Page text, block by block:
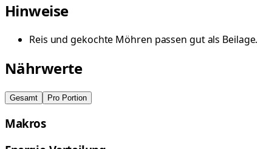
Hinweise
Reis und gekochte Möhren passen gut als Beilage.
Nährwerte
Gesamt Pro Portion
Makros